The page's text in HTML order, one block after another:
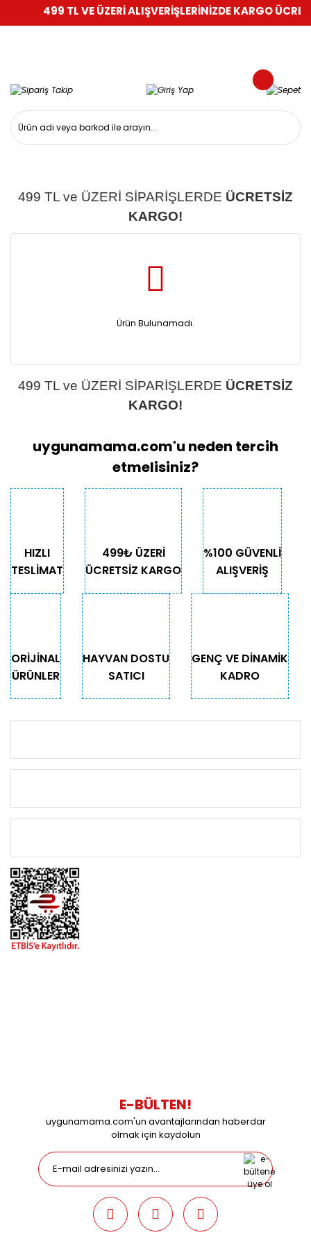
499 TL VE ÜZERİ ALIŞVERİŞLERİNİZDE KARGO
499 TL ve ÜZERİ SİPARİŞLERDE ÜCRETSİZ
KARGO!
Ürün Bulunamadı.
499 TL ve ÜZERİ SİPARİŞLERDE ÜCRETSİZ
KARGO!
uygunamama.com'u neden tercih
etmelisiniz?
HIZLI
TESLİMAT
499₺ ÜZERİ
ÜCRETSİZ KARGO
%100 GÜVENLİ
ALIŞVERİŞ
ORİJİNAL
ÜRÜNLER
HAYVAN DOSTU
SATICI
GENÇ VE DİNAMİK
KADRO
E-BÜLTEN!
uygunamama.com'un avantajlarından haberdar
olmak için kaydolun